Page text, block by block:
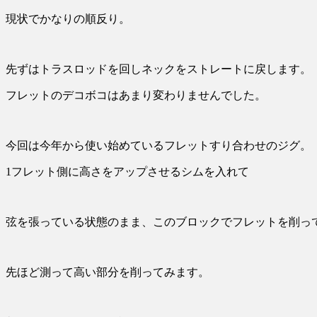
現状でかなりの順反り。
先ずはトラスロッドを回しネックをストレートに戻します。
フレットのデコボコはあまり変わりませんでした。
今回は今年から使い始めているフレットすり合わせのジグ。
1フレット側に高さをアップさせるシムを入れて
弦を張っている状態のまま、このブロックでフレットを削っ
先ほど測って高い部分を削ってみます。